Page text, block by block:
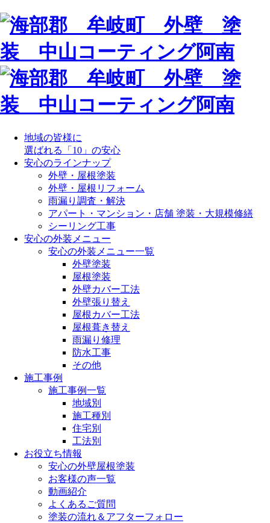
地域の皆様に
選ばれる「10」の安心
安心のラインナップ
外壁・屋根塗装
外壁・屋根リフォーム
雨漏り調査・解決
アパート・マンション・店舗 塗装・大規模修繕
シーリング工事
安心の外装メニュー
安心の外装メニュー一覧
外壁塗装
屋根塗装
外壁カバー工法
外壁張り替え
屋根カバー工法
屋根葺き替え
雨漏り修理
防水工事
その他
施工事例
施工事例一覧
地域別
施工種別
住宅別
工法別
お役立ち情報
安心の外壁屋根塗装
お客様の声一覧
動画紹介
よくあるご質問
塗装の流れ＆アフターフォロー